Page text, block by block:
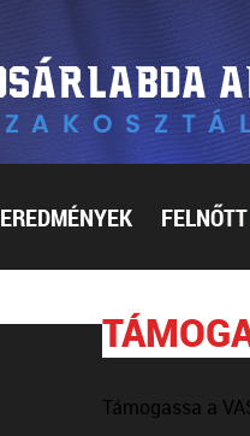
EREDMÉNYEK FELNŐTT
Támogassa a